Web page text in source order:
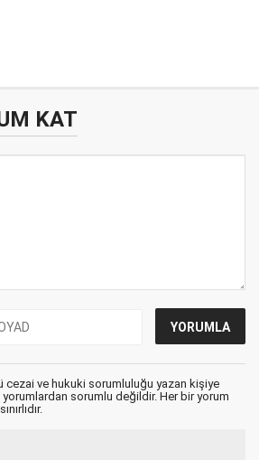
KAT
cezai ve hukuki sorumluluğu yazan kişiye
yorumlardan sorumlu değildir. Her bir yorum